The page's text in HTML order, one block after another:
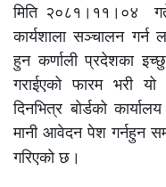
मिति २०८१।११।०४
कार्यशाला सञ्चालन गर्न
हुन कर्णाली प्रदेशका
गराईएको फारम भरी
दिनभित्र बोर्डको
मानी आवेदन पेश गर्नहुन
गरिएको छ।